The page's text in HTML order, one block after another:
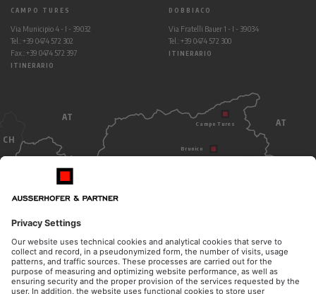
CAMPO TURES
Via Municipio 4 - I - 39032
Tel.: +39 0474 572 302
Fax.: +39 0474 572 397
ITINERARIO
DOBBIACO
Via Fratelli Bauer 1 - I - 39034
Tel.: +39 0474 572 300
ITINERARIO
AT
AT
CH
ITALY
Brunico
Campo Tures